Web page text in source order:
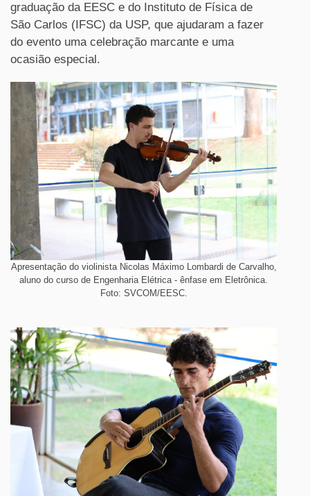
graduação da EESC e do Instituto de Física de
São Carlos (IFSC) da USP, que ajudaram a fazer
do evento uma celebração marcante e uma
ocasião especial.
Apresentação do violinista Nicolas Máximo Lombardi de Carvalho,
aluno do curso de Engenharia Elétrica - ênfase em Eletrônica.
Foto: SVCOM/EESC.